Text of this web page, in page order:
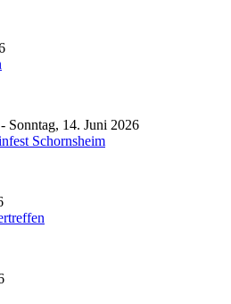
Sonntag, 14. Juni 2026
Schornsheim